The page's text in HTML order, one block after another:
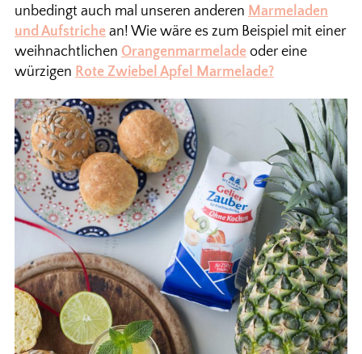
unbedingt auch mal unseren anderen Marmeladen
und Aufstrichean! Wie wäre es zum Beispiel mit einer
weihnachtlichen Orangenmarmeladeoder eine
würzigen Rote Zwiebel Apfel Marmelade?